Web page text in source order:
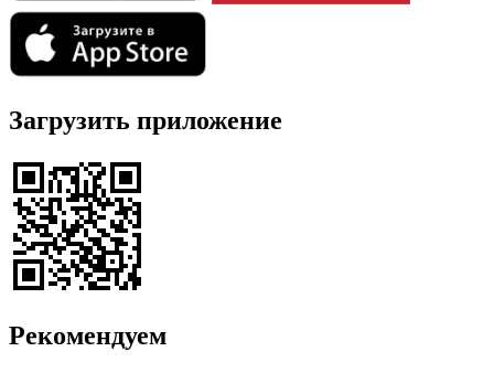
Загрузить приложение
Рекомендуем